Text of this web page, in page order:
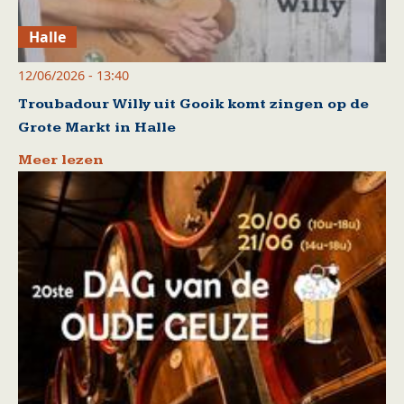
Halle
12/06/2026 - 13:40
Troubadour Willy uit Gooik komt zingen op de
Grote Markt in Halle
Meer lezen